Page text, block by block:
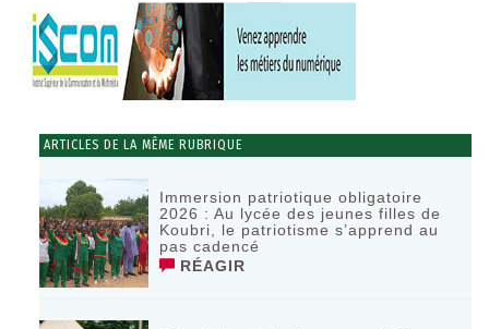
ARTICLES DE LA MÊME RUBRIQUE
Immersion patriotique obligatoire
2026 : Au lycée des jeunes filles de
Koubri, le patriotisme s’apprend au
pas cadencé
RÉAGIR